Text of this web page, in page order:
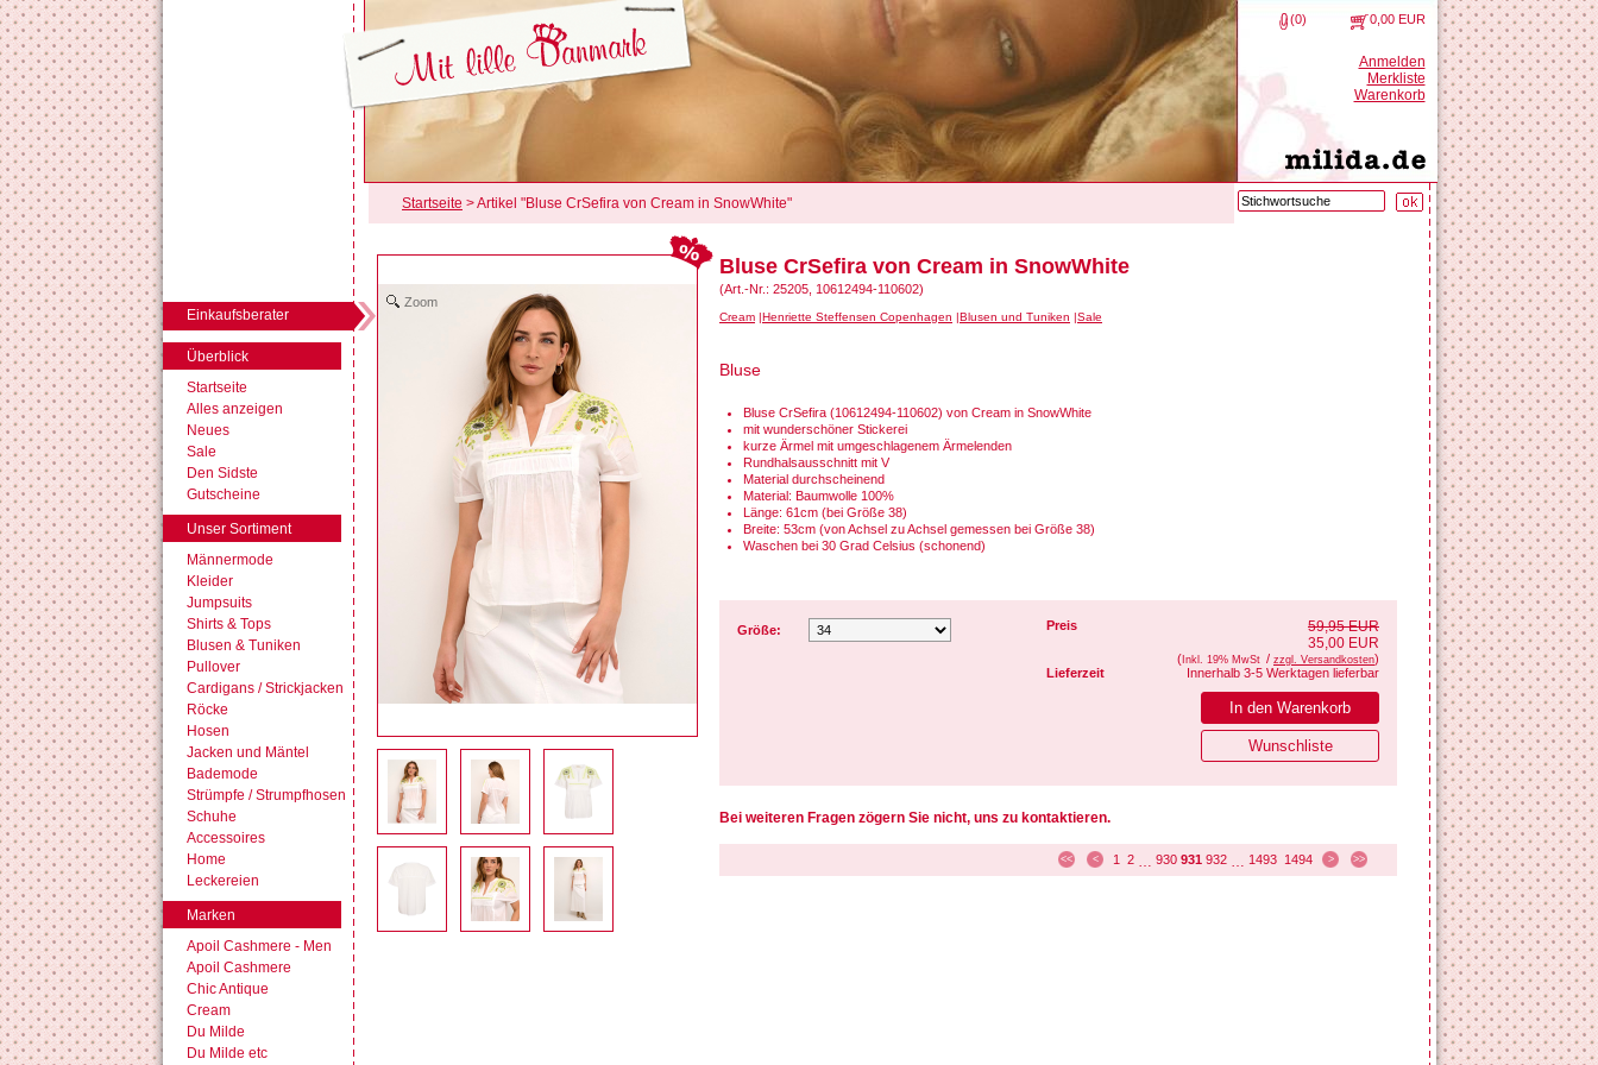
Überblick
Startseite
Alles anzeigen
Neues
Sale
Den Sidste
Gutscheine
Unser Sortiment
Männermode
Kleider
Jumpsuits
Shirts & Tops
Blusen & Tuniken
Pullover
Cardigans / Strickjacken
Röcke
Hosen
Jacken und Mäntel
Bademode
Strümpfe / Strumpfhosen
Schuhe
Accessoires
Home
Leckereien
Marken
Apoil Cashmere - Men
Apoil Cashmere
Chic Antique
Cream
Du Milde
Du Milde etc
(0) 0,00 EUR
Anmelden
Merkliste
Warenkorb
Startseite > Artikel "Bluse CrSefira von Cream in SnowWhite"
Einkaufsberater
Zoom
Bluse CrSefira von Cream in SnowWhite
(Art.-Nr.: 25205, 10612494-110602)
Cream Henriette Steffensen Copenhagen Blusen und Tuniken Sale
Bluse
Bluse CrSefira (10612494-110602) von Cream in SnowWhite
mit wunderschöner Stickerei
kurze Ärmel mit umgeschlagenem Ärmelenden
Rundhalsausschnitt mit V
Material durchscheinend
Material: Baumwolle 100%
Länge: 61cm (bei Größe 38)
Breite: 53cm (von Achsel zu Achsel gemessen bei Größe 38)
Waschen bei 30 Grad Celsius (schonend)
Größe: Preis
59,95 EUR
35,00 EUR
( Inkl. 19% MwSt / zzgl. Versandkosten)
Lieferzeit
Innerhalb 3-5 Werktagen lieferbar
Bei weiteren Fragen zögern Sie nicht, uns zu kontaktieren.
<< < 1 2 … 930 931 932 … 1493 1494 > >>